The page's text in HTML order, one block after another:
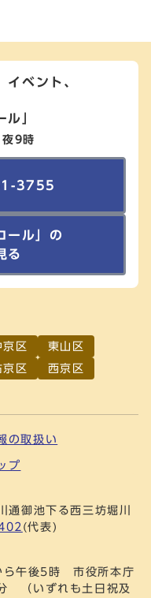
イベント、
ル」
9時
3755
ール」の
る
京区
東山区
京区
西京区
の取扱い
プ
御池下る西三坊堀川
(代表)
ら午後5時 市役所本庁
（いずれも土日祝及